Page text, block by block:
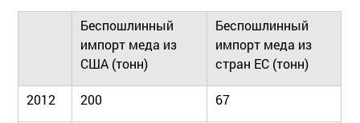
Беспошлинный
импорт меда из
США (тонн)
Беспошлинный
импорт меда из
стран ЕС (тонн)
2012 200 67